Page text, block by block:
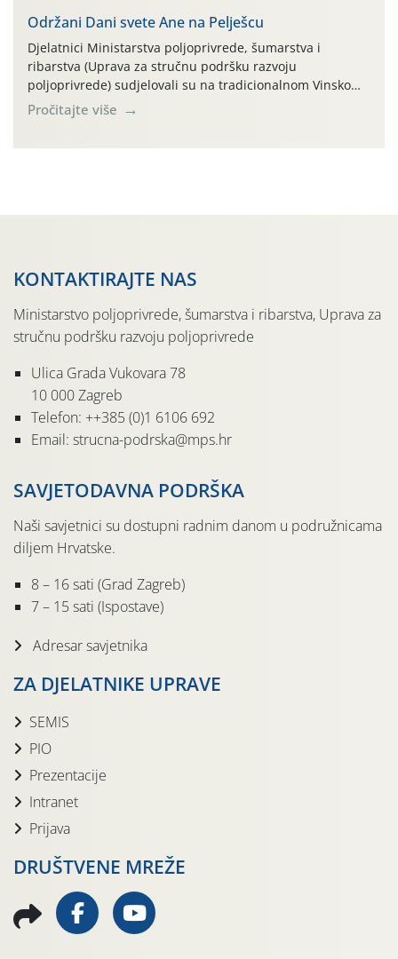
Održani Dani svete Ane na Pelješcu
Djelatnici Ministarstva poljoprivrede, šumarstva i
ribarstva (Uprava za stručnu podršku razvoju
poljoprivrede) sudjelovali su na tradicionalnom Vinskom
forumu, održanom 24.07.2026. godine u Domu vinarske
tradicije u Putnikovićima na poluotoku Pelješcu, u
Pročitajte više
KONTAKTIRAJTE NAS
Ministarstvo poljoprivrede, šumarstva i ribarstva, Uprava za
stručnu podršku razvoju poljoprivrede
Ulica Grada Vukovara 78
10 000 Zagreb
Telefon: ++385 (0)1 6106 692
Email: strucna-podrska@mps.hr
SAVJETODAVNA PODRŠKA
Naši savjetnici su dostupni radnim danom u podružnicama
diljem Hrvatske.
8 – 16 sati (Grad Zagreb)
7 – 15 sati (Ispostave)
Adresar savjetnika
ZA DJELATNIKE UPRAVE
SEMIS
PIO
Prezentacije
Intranet
Prijava
DRUŠTVENE MREŽE